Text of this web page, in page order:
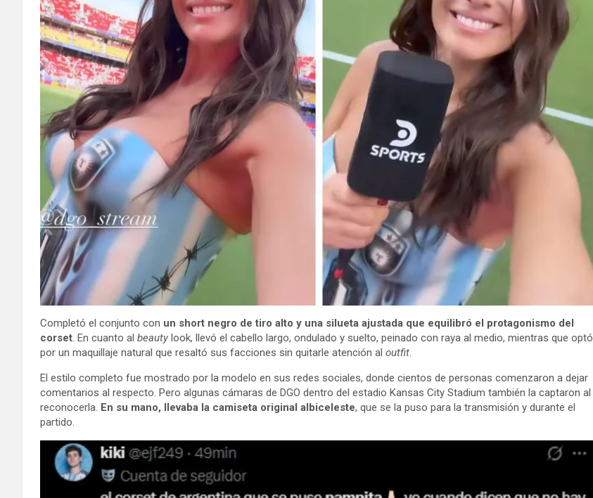
Completó el conjunto con un short negro de tiro alto y una silueta ajustada que equilibró el protagonismo del
corset. En cuanto al beauty look, llevó el cabello largo, ondulado y suelto, peinado con raya al medio, mientras que optó
por un maquillaje natural que resaltó sus facciones sin quitarle atención al outfit.
El estilo completo fue mostrado por la modelo en sus redes sociales, donde cientos de personas comenzaron a dejar
comentarios al respecto. Pero algunas cámaras de DGO dentro del estadio Kansas City Stadium también la captaron al
reconocerla. En su mano, llevaba la camiseta original albiceleste, que se la puso para la transmisión y durante el
partido.